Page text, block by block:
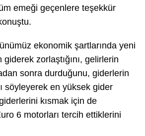
emeği geçenlere teşekkür
ekonomik şartlarında yeni
giderek zorlaştığını, gelirlerin
sonra durduğunu, giderlerin
söyleyerek en yüksek gider
kısmak için de
6 motorları tercih ettiklerini